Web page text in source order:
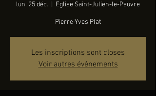
lun. 25 déc. Eglise Saint-Julien-le-Pauvre
Pierre-Yves Plat
Les inscriptions sont closes
Voir autres événements